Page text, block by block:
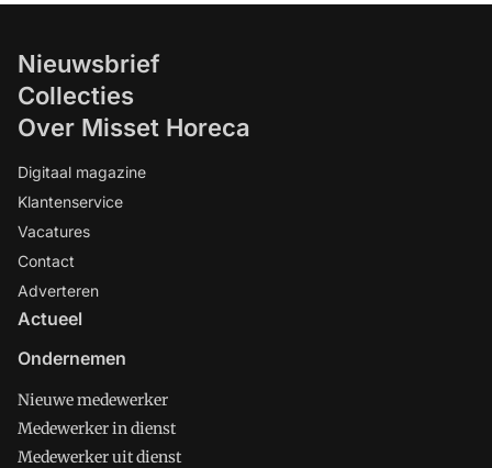
Nieuwsbrief
Collecties
Over Misset Horeca
Digitaal magazine
Klantenservice
Vacatures
Contact
Adverteren
Actueel
Ondernemen
Nieuwe medewerker
Medewerker in dienst
Medewerker uit dienst